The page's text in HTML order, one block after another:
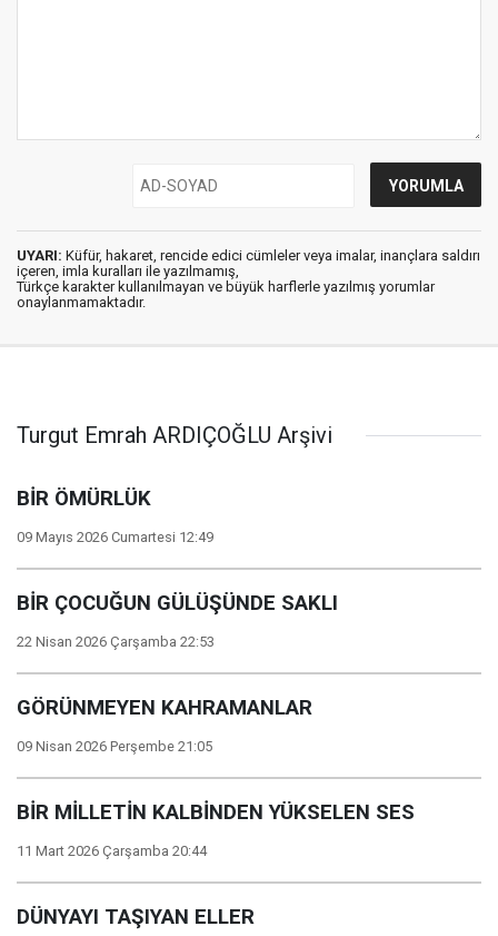
UYARI: Küfür, hakaret, rencide edici cümleler veya imalar, inançlara saldırı
içeren, imla kuralları ile yazılmamış,
Türkçe karakter kullanılmayan ve büyük harflerle yazılmış yorumlar
onaylanmamaktadır.
Turgut Emrah ARDIÇOĞLU Arşivi
BİR ÖMÜRLÜK
09 Mayıs 2026 Cumartesi 12:49
BİR ÇOCUĞUN GÜLÜŞÜNDE SAKLI
22 Nisan 2026 Çarşamba 22:53
GÖRÜNMEYEN KAHRAMANLAR
09 Nisan 2026 Perşembe 21:05
BİR MİLLETİN KALBİNDEN YÜKSELEN SES
11 Mart 2026 Çarşamba 20:44
DÜNYAYI TAŞIYAN ELLER